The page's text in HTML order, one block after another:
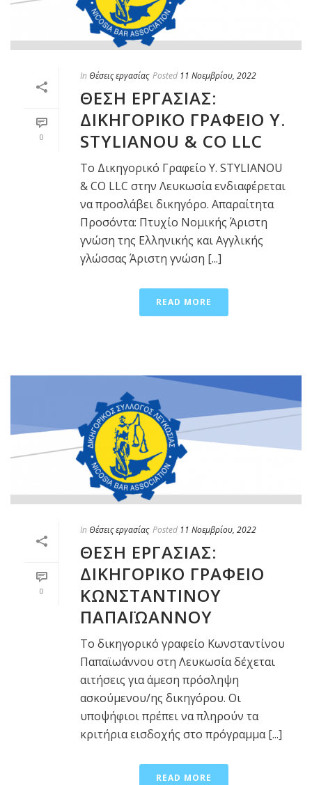
0
In Θέσεις εργασίας Posted 11 Νοεμβρίου, 2022
ΘΕΣΗ ΕΡΓΑΣΙΑΣ:
ΔΙΚΗΓΟΡΙΚΟ ΓΡΑΦΕΙΟ Y.
STYLIANOU & CO LLC
Το Δικηγορικό Γραφείο Y. STYLIANOU
& CO LLC στην Λευκωσία ενδιαφέρεται
να προσλάβει δικηγόρο. Απαραίτητα
Προσόντα: Πτυχίο Νομικής Άριστη
γνώση της Ελληνικής και Αγγλικής
γλώσσας Άριστη γνώση [...]
READ MORE
0
In Θέσεις εργασίας Posted 11 Νοεμβρίου, 2022
ΘΕΣΗ ΕΡΓΑΣΙΑΣ:
ΔΙΚΗΓΟΡΙΚΟ ΓΡΑΦΕΙΟ
ΚΩΝΣΤΑΝΤΙΝΟΥ
ΠΑΠΑΪΩΑΝΝΟΥ
Το δικηγορικό γραφείο Κωνσταντίνου
Παπαϊωάννου στη Λευκωσία δέχεται
αιτήσεις για άμεση πρόσληψη
ασκούμενου/ης δικηγόρου. Οι
υποψήφιοι πρέπει να πληρούν τα
κριτήρια εισδοχής στο πρόγραμμα [...]
READ MORE